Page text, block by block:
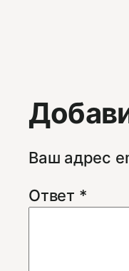
Ваш адрес
Ответ *